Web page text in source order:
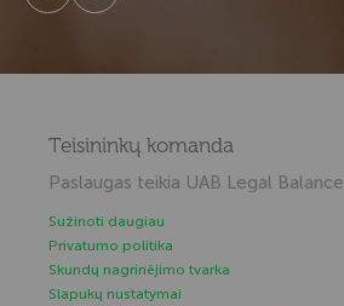
Teisininkų komanda
Paslaugas teikia UAB Legal Balance
Sužinoti daugiau
Privatumo politika
Skundų nagrinėjimo tvarka
Slapukų nustatymai